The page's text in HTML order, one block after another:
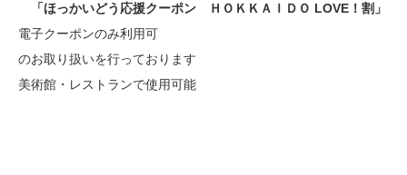
「ほっかいどう応援クーポン ＨＯＫＫＡＩＤＯ LOVE！割」
電子クーポンのみ利用可
のお取り扱いを行っております
美術館・レストランで使用可能